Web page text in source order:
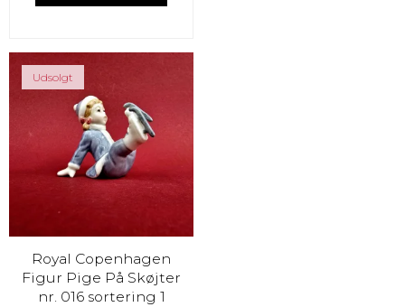
Udsolgt
Royal Copenhagen
Figur Pige På Skøjter
nr. 016 sortering 1